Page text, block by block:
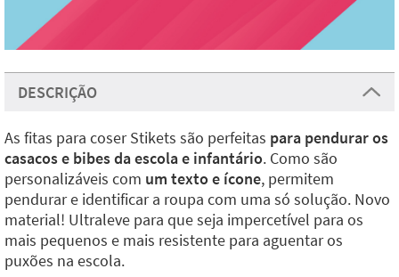
DESCRIÇÃO
As fitas para coser Stikets são perfeitas para pendurar os
casacos e bibes da escola e infantário. Como são
personalizáveis com um texto e ícone, permitem
pendurar e identificar a roupa com uma só solução. Novo
material! Ultraleve para que seja impercetível para os
mais pequenos e mais resistente para aguentar os
puxões na escola.